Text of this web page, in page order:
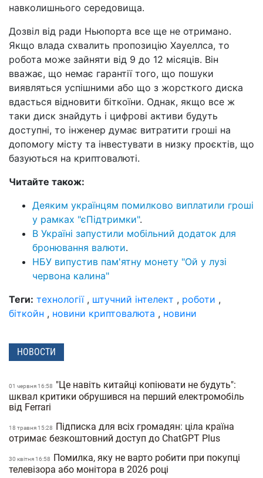
навколишнього середовища.
Дозвіл від ради Ньюпорта все ще не отримано.
Якщо влада схвалить пропозицію Хауеллса, то
робота може зайняти від 9 до 12 місяців. Він
вважає, що немає гарантії того, що пошуки
виявляться успішними або що з жорсткого диска
вдасться відновити біткоїни. Однак, якщо все ж
таки диск знайдуть і цифрові активи будуть
доступні, то інженер думає витратити гроші на
допомогу місту та інвестувати в низку проєктів, що
базуються на криптовалюті.
Читайте також:
Деяким українцям помилково виплатили гроші
у рамках "єПідтримки".
В Україні запустили мобільний додаток для
бронювання валюти.
НБУ випустив пам'ятну монету "Ой у лузі
червона калина"
Теги: технології, штучний інтелект , роботи ,
біткойн , новини криптовалюта , новини
НОВОСТИ
01 червня 16:58
"Це навіть китайці копіювати не будуть":
шквал критики обрушився на перший електромобіль
від Ferrari
18 травня 15:28
Підписка для всіх громадян: ціла країна
отримає безкоштовний доступ до ChatGPT Plus
30 квiтня 16:58
Помилка, яку не варто робити при покупці
телевізора або монітора в 2026 році